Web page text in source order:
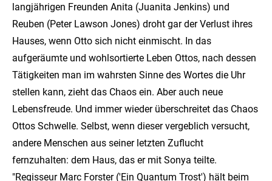
langjährigen Freunden Anita (Juanita Jenkins) und
Reuben (Peter Lawson Jones) droht gar der Verlust ihres
Hauses, wenn Otto sich nicht einmischt. In das
aufgeräumte und wohlsortierte Leben Ottos, nach dessen
Tätigkeiten man im wahrsten Sinne des Wortes die Uhr
stellen kann, zieht das Chaos ein. Aber auch neue
Lebensfreude. Und immer wieder überschreitet das Chaos
Ottos Schwelle. Selbst, wenn dieser vergeblich versucht,
andere Menschen aus seiner letzten Zuflucht
fernzuhalten: dem Haus, das er mit Sonya teilte.
"Regisseur Marc Forster ('Ein Quantum Trost') hält beim